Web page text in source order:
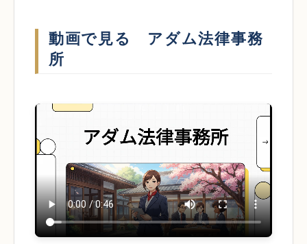
動画で見る アダム法律事務
所